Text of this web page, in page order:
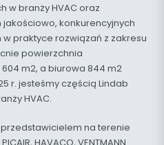
w branży HVAC oraz
konkurencyjnych
praktyce rozwiązań z zakresu
powierzchnia
m2, a biurowa 844 m2
r. jesteśmy częścią Lindab
HVAC.
przedstawicielem na terenie